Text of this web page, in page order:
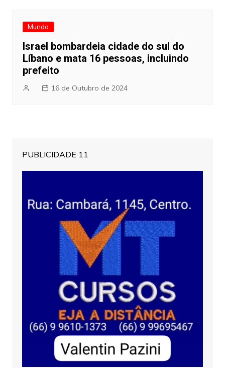
Mundo
Israel bombardeia cidade do sul do
Líbano e mata 16 pessoas, incluindo
prefeito
16 de Outubro de 2024
PUBLICIDADE 11